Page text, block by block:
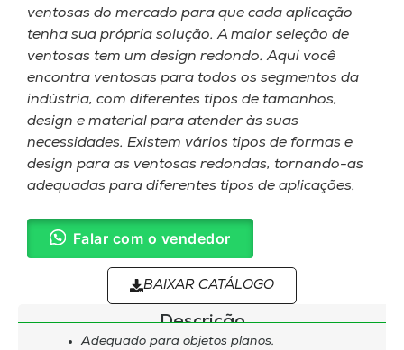
ventosas do mercado para que cada aplicação
tenha sua própria solução. A maior seleção de
ventosas tem um design redondo. Aqui você
encontra ventosas para todos os segmentos da
indústria, com diferentes tipos de tamanhos,
design e material para atender às suas
necessidades. Existem vários tipos de formas e
design para as ventosas redondas, tornando-as
adequadas para diferentes tipos de aplicações.
Falar com o vendedor
BAIXAR CATÁLOGO
Descrição
Adequado para objetos planos.